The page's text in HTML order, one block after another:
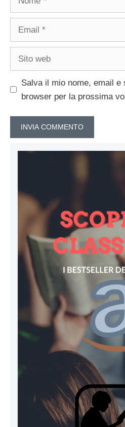
Email
Sito
Salva il mio nome, email e
browser per la prossima